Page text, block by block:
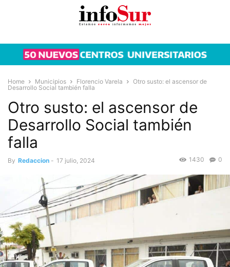
Home Municipios Florencio Varela
Otro susto: el ascensor de
Desarrollo Social también falla
Otro susto: el ascensor de
Desarrollo Social también
falla
By Redaccion - 17 julio, 2024 0
1430